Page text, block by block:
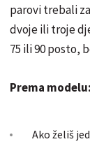
parovi trebali
dvoje ili troje
75 ili 90 posto,
Prema modelu:
Ako želiš